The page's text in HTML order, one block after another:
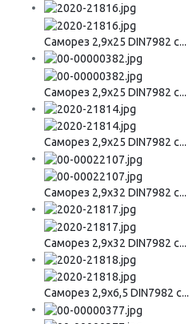
Саморез 2,9х25 DIN7982 с...
Саморез 2,9х25 DIN7982 с...
Саморез 2,9х25 DIN7982 с...
Саморез 2,9х32 DIN7982 с...
Саморез 2,9х32 DIN7982 с...
Саморез 2,9х6,5 DIN7982 с...